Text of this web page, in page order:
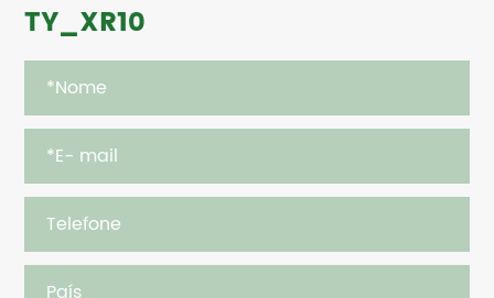
TY_XR10